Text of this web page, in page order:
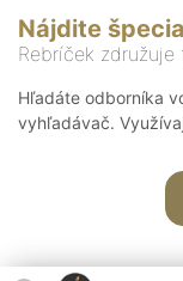
Nájdite
Rebríček
Hľadáte odborníka
vyhľadávač.